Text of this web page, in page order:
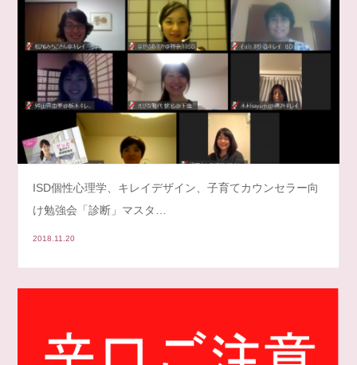
ISD個性心理学、キレイデザイン、子育てカウンセラー向
け勉強会「診断」マスタ…
2018.11.20